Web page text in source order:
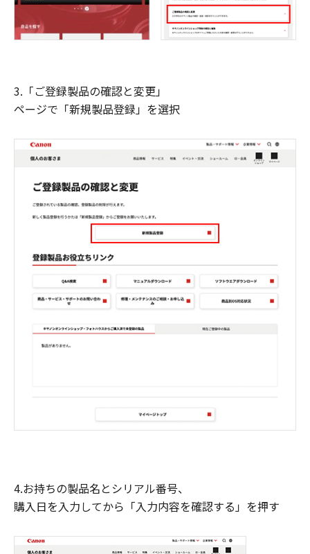
3.「ご登録製品の確認と変更」
ページで「新規製品登録」を選択
4.お持ちの製品名とシリアル番号、
購入日を入力してから「入力内容を確認する」を押す